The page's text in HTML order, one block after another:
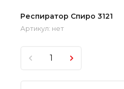
Респиратор Спиро 3121
Артикул: нет